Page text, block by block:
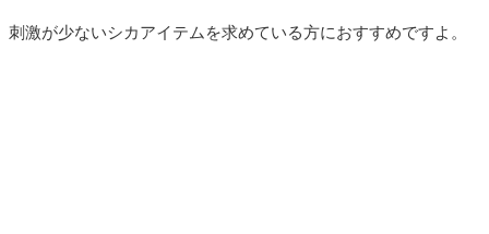
刺激が少ないシカアイテムを求めている方におすすめですよ。